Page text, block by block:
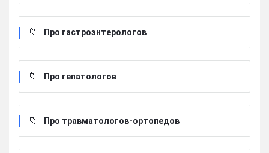
Про гастроэнтерологов
Про гепатологов
Про травматологов-ортопедов